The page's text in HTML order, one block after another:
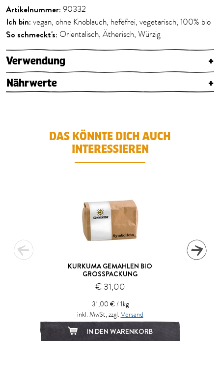
Artikelnummer: 90332
Ich bin: vegan, ohne Knoblauch, hefefrei, vegetarisch, 100% bio
So schmeckt's: Orientalisch, Ätherisch, Würzig
Verwendung
+
Nährwerte
+
DAS KÖNNTE DICH AUCH
INTERESSIEREN
KURKUMA GEMAHLEN BIO
GROSSPACKUNG
€ 31,00
31,00 € / 1kg
inkl. MwSt, zzgl. Versand
IN DEN WARENKORB